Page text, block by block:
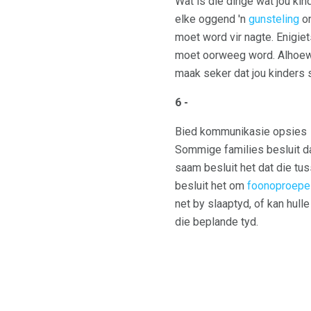
elke oggend 'n gunsteling
moet word vir nagte.
moet oorweeg word.
maak seker dat jou kinders
6 -
Bied kommunikasie opsies
Sommige families besluit
saam besluit het dat die
besluit het om foonoproepe
net by slaaptyd, of kan
die beplande tyd.